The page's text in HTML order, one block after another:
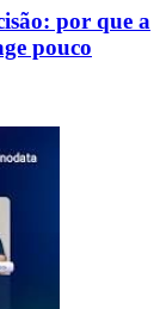
por que a
pouco